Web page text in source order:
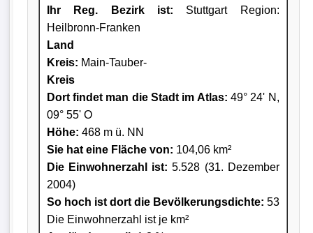
Ihr Reg. Bezirk ist: Stuttgart Region:
Heilbronn-Franken
Land
Kreis: Main-Tauber-
Kreis
Dort findet man die Stadt im Atlas: 49° 24' N,
09° 55' O
Höhe: 468 m ü. NN
Sie hat eine Fläche von: 104,06 km²
Die Einwohnerzahl ist: 5.528 (31. Dezember
2004)
So hoch ist dort die Bevölkerungsdichte: 53
Die Einwohnerzahl ist je km²